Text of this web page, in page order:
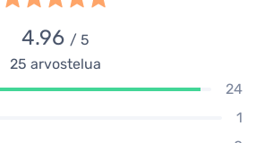
4.96 / 5
25 arvostelua
24
1